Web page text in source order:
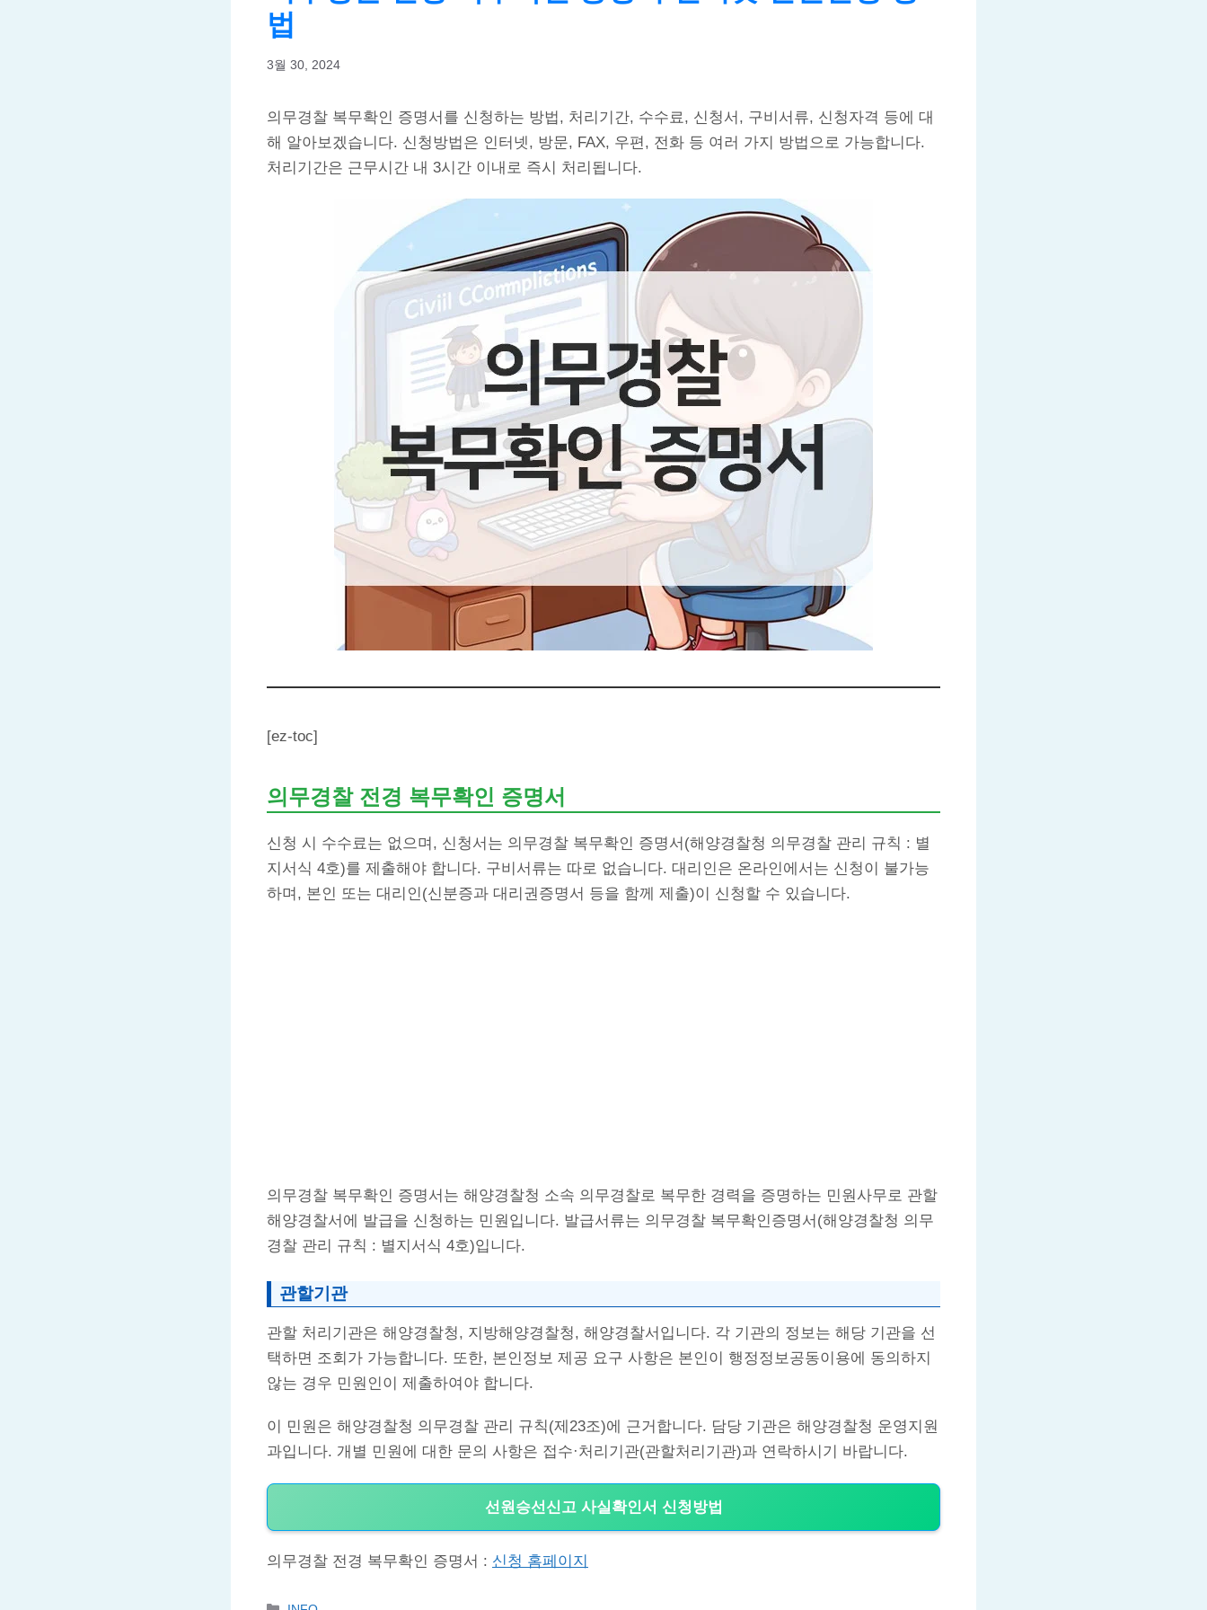
법
3월 30, 2024
의무경찰 복무확인 증명서를 신청하는 방법, 처리기간, 수수료, 신청서, 구비서류, 신청자격 등에 대
해 알아보겠습니다. 신청방법은 인터넷, 방문, FAX, 우편, 전화 등 여러 가지 방법으로 가능합니다.
처리기간은 근무시간 내 3시간 이내로 즉시 처리됩니다.
[ez-toc]
의무경찰 전경 복무확인 증명서
신청 시 수수료는 없으며, 신청서는 의무경찰 복무확인 증명서(해양경찰청 의무경찰 관리 규칙 : 별
지서식 4호)를 제출해야 합니다. 구비서류는 따로 없습니다. 대리인은 온라인에서는 신청이 불가능
하며, 본인 또는 대리인(신분증과 대리권증명서 등을 함께 제출)이 신청할 수 있습니다.
의무경찰 복무확인 증명서는 해양경찰청 소속 의무경찰로 복무한 경력을 증명하는 민원사무로 관할
해양경찰서에 발급을 신청하는 민원입니다. 발급서류는 의무경찰 복무확인증명서(해양경찰청 의무
경찰 관리 규칙 : 별지서식 4호)입니다.
관할기관
관할 처리기관은 해양경찰청, 지방해양경찰청, 해양경찰서입니다. 각 기관의 정보는 해당 기관을 선
택하면 조회가 가능합니다. 또한, 본인정보 제공 요구 사항은 본인이 행정정보공동이용에 동의하지
않는 경우 민원인이 제출하여야 합니다.
이 민원은 해양경찰청 의무경찰 관리 규칙(제23조)에 근거합니다. 담당 기관은 해양경찰청 운영지원
과입니다. 개별 민원에 대한 문의 사항은 접수·처리기관(관할처리기관)과 연락하시기 바랍니다.
선원승선신고 사실확인서 신청방법
의무경찰 전경 복무확인 증명서 : 신청 홈페이지